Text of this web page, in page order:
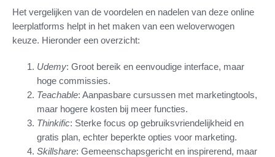
Het vergelijken van de voordelen en nadelen van deze online
leerplatforms helpt in het maken van een weloverwogen
keuze. Hieronder een overzicht:
Udemy: Groot bereik en eenvoudige interface, maar
hoge commissies.
Teachable: Aanpasbare cursussen met marketingtools,
maar hogere kosten bij meer functies.
Thinkific: Sterke focus op gebruiksvriendelijkheid en
gratis plan, echter beperkte opties voor marketing.
Skillshare: Gemeenschapsgericht en inspirerend, maar